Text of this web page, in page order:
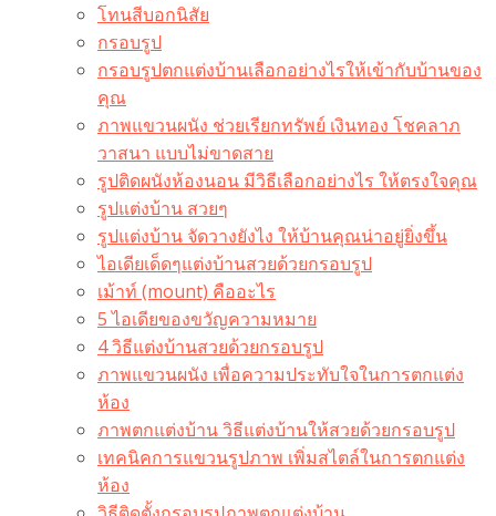
โทนสีบอกนิสัย
กรอบรูป
กรอบรูปตกแต่งบ้านเลือกอย่างไรให้เข้ากับบ้านของ
คุณ
ภาพแขวนผนัง ช่วยเรียกทรัพย์ เงินทอง โชคลาภ
วาสนา แบบไม่ขาดสาย
รูปติดผนังห้องนอน มีวิธีเลือกอย่างไร ให้ตรงใจคุณ
รูปแต่งบ้าน สวยๆ
รูปแต่งบ้าน จัดวางยังไง ให้บ้านคุณน่าอยู่ยิ่งขึ้น
ไอเดียเด็ดๆแต่งบ้านสวยด้วยกรอบรูป
เม้าท์ (mount) คืออะไร​
5 ไอเดียของขวัญความหมาย
4 วิธีแต่งบ้านสวยด้วยกรอบรูป
ภาพแขวนผนัง เพื่อความประทับใจในการตกแต่ง
ห้อง
ภาพตกแต่งบ้าน วิธีแต่งบ้านให้สวยด้วยกรอบรูป
เทคนิคการแขวนรูปภาพ เพิ่มสไตล์ในการตกแต่ง
ห้อง